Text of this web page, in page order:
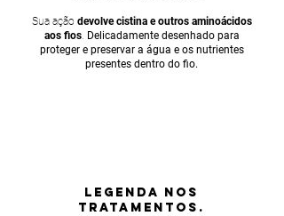
Sua ação devolve cistina e outros aminoácidos
aos fios. Delicadamente desenhado para
proteger e preservar a água e os nutrientes
presentes dentro do fio.
LEGENDA nos
tratamentos.